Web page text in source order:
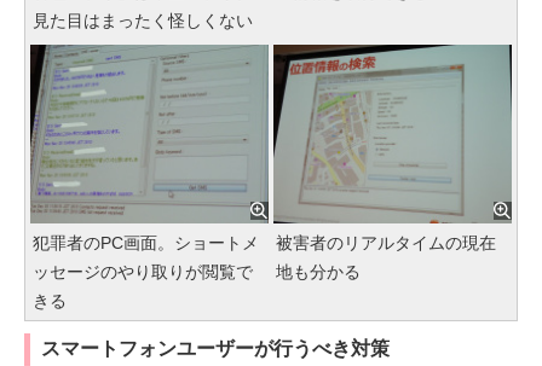
見た目はまったく怪しくない
犯罪者のPC画面。ショートメ
ッセージのやり取りが閲覧で
きる
被害者のリアルタイムの現在
地も分かる
スマートフォンユーザーが行うべき対策